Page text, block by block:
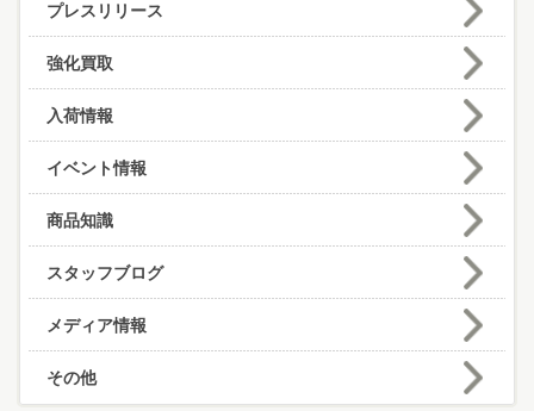
プレスリリース
強化買取
入荷情報
イベント情報
商品知識
スタッフブログ
メディア情報
その他